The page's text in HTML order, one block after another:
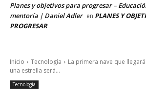
Planes y objetivos para progresar –
mentoría | Daniel Adler en PLANES Y
PROGRESAR